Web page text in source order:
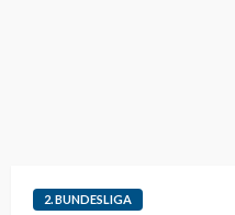
2. BUNDESLIGA